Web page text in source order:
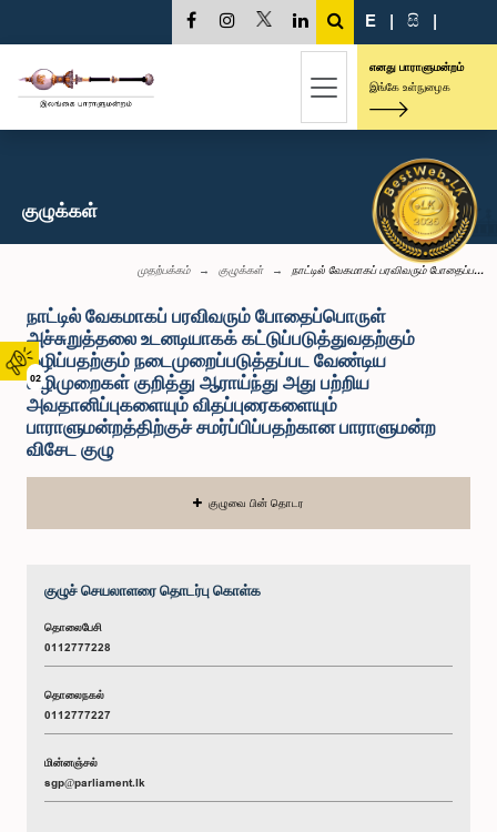
02
E | සි |
எனது பாராளுமன்றம்
இங்கே உள்நுழைக
குழுக்கள்
முதற்பக்கம் குழுக்கள் நாட்டில் வேகமாகப் பரவிவரும் போதைப்ப...
நாட்டில் வேகமாகப் பரவிவரும் போதைப்பொருள்
அச்சுறுத்தலை உடனடியாகக் கட்டுப்படுத்துவதற்கும்
ஒழிப்பதற்கும் நடைமுறைப்படுத்தப்பட வேண்டிய
வழிமுறைகள் குறித்து ஆராய்ந்து அது பற்றிய
அவதானிப்புகளையும் விதப்புரைகளையும்
பாராளுமன்றத்திற்குச் சமர்ப்பிப்பதற்கான பாராளுமன்ற
விசேட குழு
குழுவை பின் தொடர
குழுச் செயலாளரை தொடர்பு கொள்க
தொலைபேசி
0112777228
தொலைநகல்
0112777227
மின்னஞ்சல்
sgp@parliament.lk